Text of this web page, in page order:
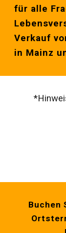
für alle
Verkauf
in Mainz
Buchen